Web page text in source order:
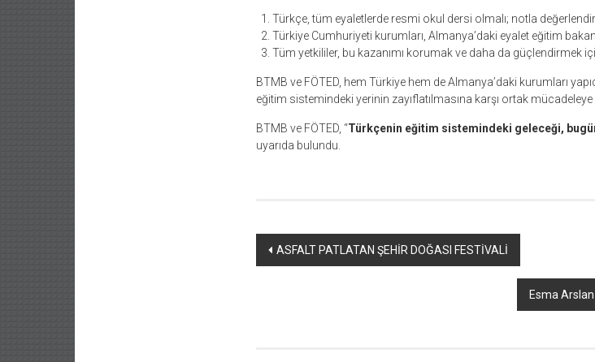
Türkçe, tüm eyaletlerde resmi okul dersi olmalı; notla
Türkiye Cumhuriyeti kurumları, Almanya’daki eyalet eğitim
Tüm yetkililer, bu kazanımı korumak ve daha da güçlendirmek
BTMB ve FÖTED, hem Türkiye hem de Almanya’daki kurumları
eğitim sistemindeki yerinin zayıflatılmasına karşı ortak mücadeleye
BTMB ve FÖTED, “Türkçenin eğitim sistemindeki geleceği,
uyarıda bulundu.
Yazı
ASFALT PATLATAN ŞEHİR DOĞASI FESTİVALİ
Esma